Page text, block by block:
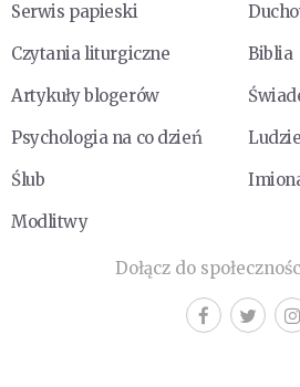
Serwis papieski
Czytania liturgiczne
Biblia
Artykuły blogerów
Psychologia na co dzień
Ślub
Modlitwy
Dołącz do